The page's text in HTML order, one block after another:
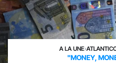
A LA UNE›
"MONEY,